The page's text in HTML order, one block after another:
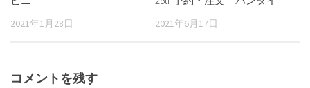
2021年1月28日 2021年6月17日
コメントを残す